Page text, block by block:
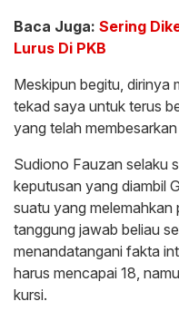
Baca Juga: Sering
Lurus Di PKB
Meskipun begitu, dirinya
tekad saya untuk terus
yang telah membesarkan
Sudiono Fauzan selaku
keputusan yang diambil
suatu yang melemahkan
tanggung jawab beliau
menandatangani fakta
harus mencapai 18,
kursi.